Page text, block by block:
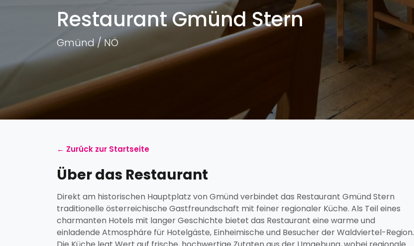
Restaurant Gmünd Stern
Gmünd / NÖ
← Zurück zur Startseite
Über das Restaurant
Direkt am historischen Hauptplatz von Gmünd verbindet das Restaurant Gmünd Stern
traditionelle österreichische Gastfreundschaft mit feiner regionaler Küche. Als Teil eines
charmanten Hotels mit langer Geschichte bietet das Restaurant eine warme und
einladende Atmosphäre für Hotelgäste, Einheimische und Besucher der Waldviertel-Region.